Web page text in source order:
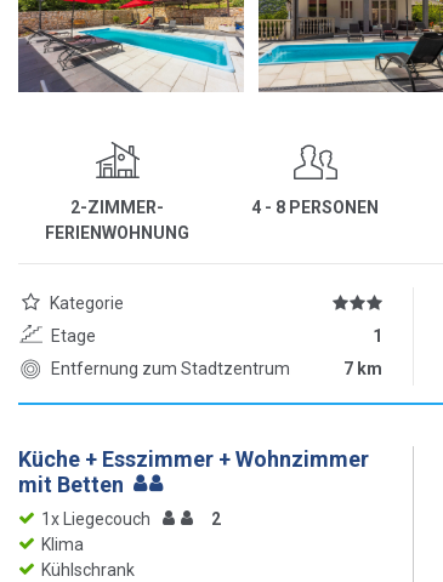
2-ZIMMER-
FERIENWOHNUNG
4 - 8 PERSONEN
Kategorie
Etage
1
Entfernung zum Stadtzentrum
7 km
Küche + Esszimmer + Wohnzimmer
mit Betten
1x Liegecouch
2
Klima
Kühlschrank